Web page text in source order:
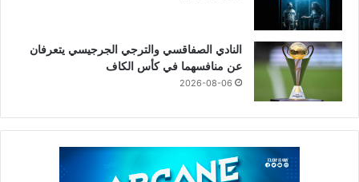
النادي الصفاقسي والترجي الجرجيسي يتعرفان
عن منافسهما في كأس الكاف
2026-08-06